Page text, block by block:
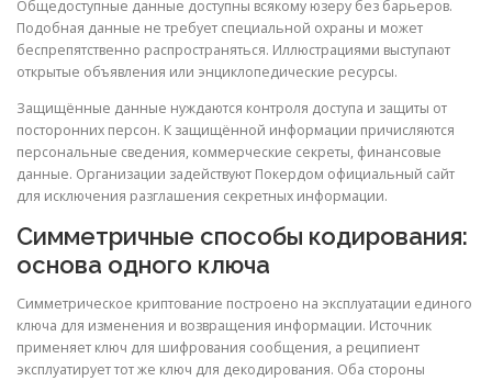
Общедоступные данные доступны всякому юзеру без барьеров.
Подобная данные не требует специальной охраны и может
беспрепятственно распространяться. Иллюстрациями выступают
открытые объявления или энциклопедические ресурсы.
Защищённые данные нуждаются контроля доступа и защиты от
посторонних персон. К защищённой информации причисляются
персональные сведения, коммерческие секреты, финансовые
данные. Организации задействуют Покердом официальный сайт
для исключения разглашения секретных информации.
Симметричные способы кодирования:
основа одного ключа
Симметрическое криптование построено на эксплуатации единого
ключа для изменения и возвращения информации. Источник
применяет ключ для шифрования сообщения, а реципиент
эксплуатирует тот же ключ для декодирования. Оба стороны